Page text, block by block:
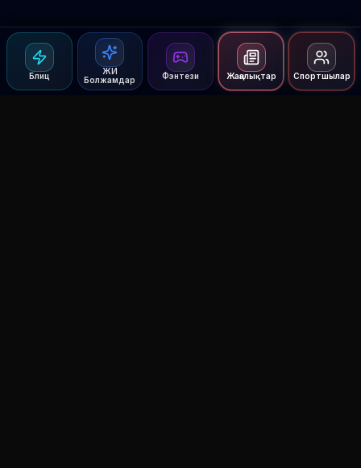
Блиц
ЖИ
Болжамдар
Фэнтези Жаңалықтар Спортшылар